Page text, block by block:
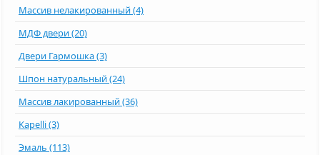
Массив нелакированный (4)
МДФ двери (20)
Двери Гармошка (3)
Шпон натуральный (24)
Массив лакированный (36)
Kapelli (3)
Эмаль (113)